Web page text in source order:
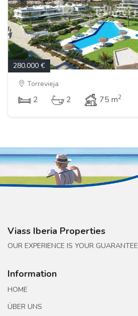
280.000 €
Torrevieja
2 2 75 m2
Viass Iberia Properties
OUR EXPERIENCE IS YOUR GUARANTEE
Information
HOME
ÜBER UNS